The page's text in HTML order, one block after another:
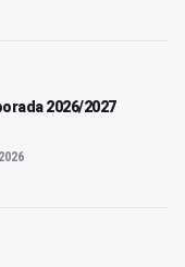
2026/2027